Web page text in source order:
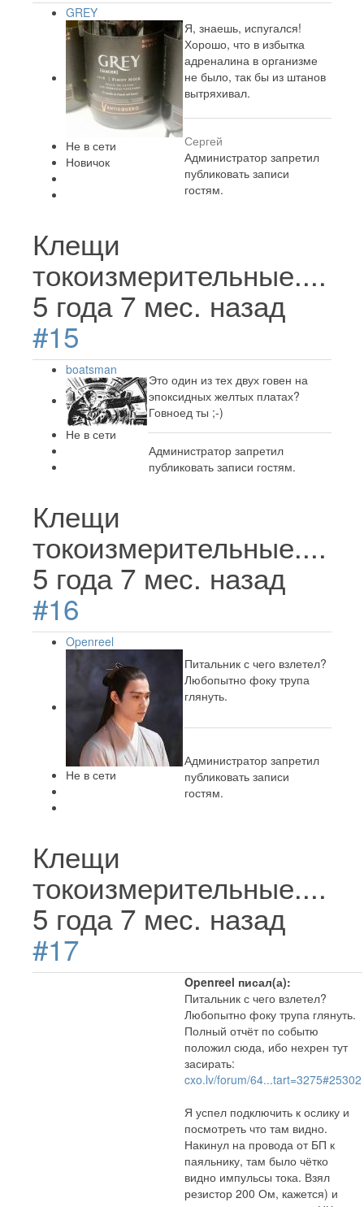
GREY
Не в сети
Новичок
Я, знаешь, испугался!
Хорошо, что в избытка
адреналина в организме
не было, так бы из штанов
вытряхивал.
Сергей
Администратор запретил
публиковать записи
гостям.
Клещи
токоизмерительные....
5 года 7 мес. назад
#15
boatsman
Не в сети
Это один из тех двух говен на
эпоксидных желтых платах?
Говноед ты ;-)
Администратор запретил
публиковать записи гостям.
Клещи
токоизмерительные....
5 года 7 мес. назад
#16
Openreel
Не в сети
Питальник с чего взлетел?
Любопытно фоку трупа
глянуть.
Администратор запретил
публиковать записи
гостям.
Клещи
токоизмерительные....
5 года 7 мес. назад
#17
Openreel писал(а):
Питальник с чего взлетел?
Любопытно фоку трупа глянуть.
Полный отчёт по событю
положил сюда, ибо нехрен тут
засирать:
cxo.lv/forum/64...tart=3275#25302
Я успел подключить к ослику и
посмотреть что там видно.
Накинул на провода от БП к
паяльнику, там было чётко
видно импульсы тока. Взял
резистор 200 Ом, кажется) и